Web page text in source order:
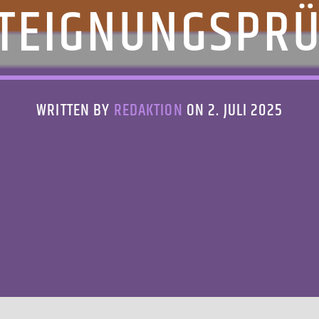
WRITTEN BY REDAKTION ON 2. JULI 2025